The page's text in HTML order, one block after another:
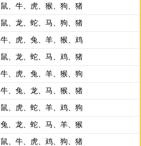
鼠、牛、虎、猴、狗、猪
鼠、龙、蛇、马、狗、猪
牛、虎、兔、羊、猴、鸡
鼠、龙、蛇、马、鸡、猪
牛、虎、兔、羊、猴、狗
牛、兔、龙、马、猴、猪
鼠、虎、蛇、羊、鸡、狗
兔、龙、蛇、马、羊、猴
鼠、牛、虎、鸡、狗、猪